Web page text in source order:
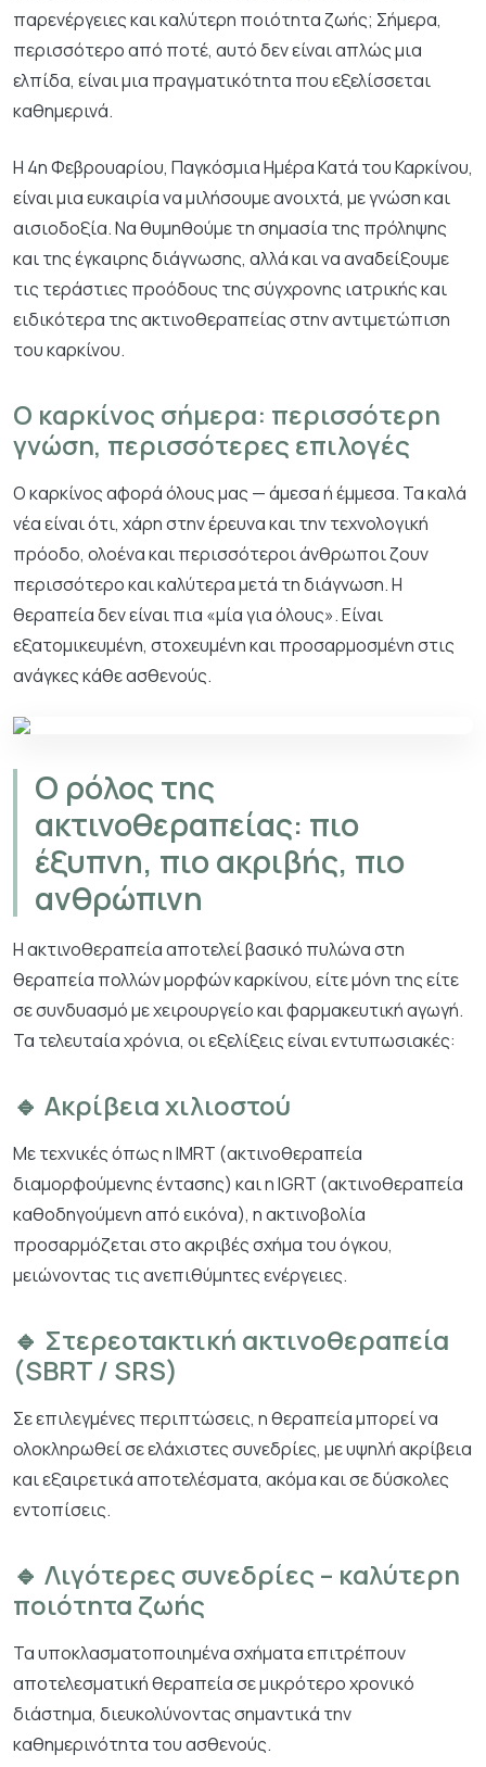
παρενέργειες και καλύτερη ποιότητα ζωής; Σήμερα,
περισσότερο από ποτέ, αυτό δεν είναι απλώς μια
ελπίδα, είναι μια πραγματικότητα που εξελίσσεται
καθημερινά.
Η 4η Φεβρουαρίου, Παγκόσμια Ημέρα Κατά του Καρκίνου,
είναι μια ευκαιρία να μιλήσουμε ανοιχτά, με γνώση και
αισιοδοξία. Να θυμηθούμε τη σημασία της πρόληψης
και της έγκαιρης διάγνωσης, αλλά και να αναδείξουμε
τις τεράστιες προόδους της σύγχρονης ιατρικής και
ειδικότερα της ακτινοθεραπείας στην αντιμετώπιση
του καρκίνου.
Ο καρκίνος σήμερα: περισσότερη
γνώση, περισσότερες επιλογές
Ο καρκίνος αφορά όλους μας — άμεσα ή έμμεσα. Τα καλά
νέα είναι ότι, χάρη στην έρευνα και την τεχνολογική
πρόοδο, ολοένα και περισσότεροι άνθρωποι ζουν
περισσότερο και καλύτερα μετά τη διάγνωση. Η
θεραπεία δεν είναι πια «μία για όλους». Είναι
εξατομικευμένη, στοχευμένη και προσαρμοσμένη στις
ανάγκες κάθε ασθενούς.
Ο ρόλος της
ακτινοθεραπείας: πιο
έξυπνη, πιο ακριβής, πιο
ανθρώπινη
Η ακτινοθεραπεία αποτελεί βασικό πυλώνα στη
θεραπεία πολλών μορφών καρκίνου, είτε μόνη της είτε
σε συνδυασμό με χειρουργείο και φαρμακευτική αγωγή.
Τα τελευταία χρόνια, οι εξελίξεις είναι εντυπωσιακές:
🔹 Ακρίβεια χιλιοστού
Με τεχνικές όπως η IMRT (ακτινοθεραπεία
διαμορφούμενης έντασης) και η IGRT (ακτινοθεραπεία
καθοδηγούμενη από εικόνα), η ακτινοβολία
προσαρμόζεται στο ακριβές σχήμα του όγκου,
μειώνοντας τις ανεπιθύμητες ενέργειες.
🔹 Στερεοτακτική ακτινοθεραπεία
(SBRT / SRS)
Σε επιλεγμένες περιπτώσεις, η θεραπεία μπορεί να
ολοκληρωθεί σε ελάχιστες συνεδρίες, με υψηλή ακρίβεια
και εξαιρετικά αποτελέσματα, ακόμα και σε δύσκολες
εντοπίσεις.
🔹 Λιγότερες συνεδρίες – καλύτερη
ποιότητα ζωής
Τα υποκλασματοποιημένα σχήματα επιτρέπουν
αποτελεσματική θεραπεία σε μικρότερο χρονικό
διάστημα, διευκολύνοντας σημαντικά την
καθημερινότητα του ασθενούς.